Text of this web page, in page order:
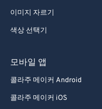
이미지 자르기
색상 선택기
모바일 앱
콜라주 메이커 Android
콜라주 메이커 iOS